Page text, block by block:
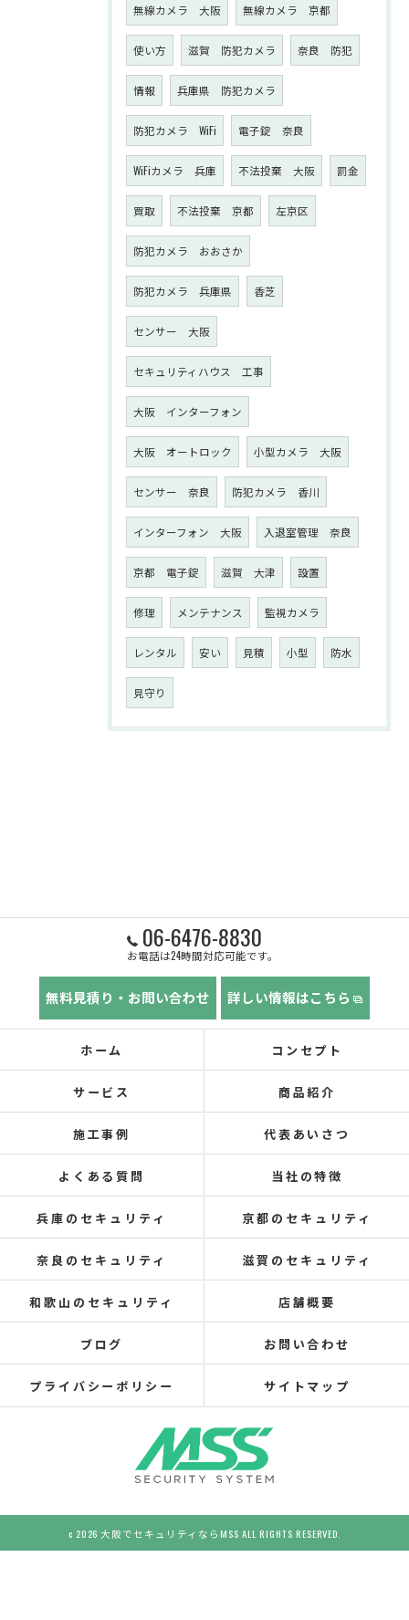
無線カメラ 大阪 無線カメラ 京都
使い方 滋賀 防犯カメラ 奈良 防犯
情報 兵庫県 防犯カメラ
防犯カメラ WiFi 電子錠 奈良
WiFiカメラ 兵庫 不法投棄 大阪 罰金
買取 不法投棄 京都 左京区
防犯カメラ おおさか
防犯カメラ 兵庫県 香芝
センサー 大阪
セキュリティハウス 工事
大阪 インターフォン
大阪 オートロック 小型カメラ 大阪
センサー 奈良 防犯カメラ 香川
インターフォン 大阪 入退室管理 奈良
京都 電子錠 滋賀 大津 設置
修理 メンテナンス 監視カメラ
レンタル 安い 見積 小型 防水
見守り
06-6476-8830
お電話は24時間対応可能です。
無料見積り・お問い合わせ 詳しい情報はこちら
ホーム コンセプト
サービス 商品紹介
施工事例 代表あいさつ
よくある質問 当社の特徴
兵庫のセキュリティ 京都のセキュリティ
奈良のセキュリティ 滋賀のセキュリティ
和歌山のセキュリティ 店舗概要
ブログ お問い合わせ
プライバシーポリシー サイトマップ
c 2026 大阪でセキュリティならMSS ALL RIGHTS RESERVED.